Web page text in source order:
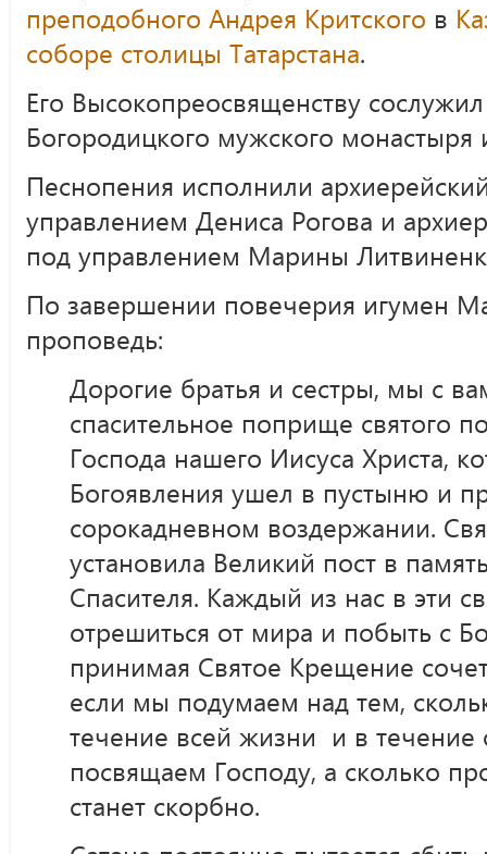
преподобного Андрея Критского в
соборе столицы Татарстана.
Его Высокопреосвященству
Богородицкого мужского
Песнопения исполнили
управлением Дениса Рогова и
под управлением Марины
По завершении повечерия игумен
проповедь:
Дорогие братья и сестры, мы с
спасительное поприще святого
Господа нашего Иисуса Христа,
Богоявления ушел в пустыню и
сорокадневном воздержании.
установила Великий пост в
Спасителя. Каждый из нас в эти
отрешиться от мира и побыть с
принимая Святое Крещение
если мы подумаем над тем,
течение всей жизни и в течение
посвящаем Господу, а сколько
станет скорбно.